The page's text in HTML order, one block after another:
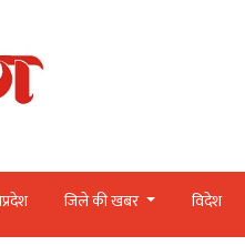
जिले की खबर विदेश